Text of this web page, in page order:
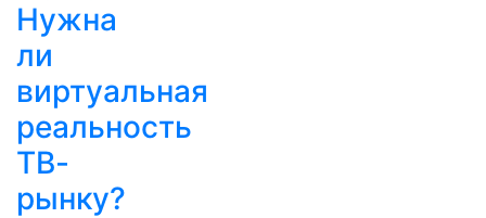
Нужна
ли
виртуальная
реальность
ТВ-
рынку?